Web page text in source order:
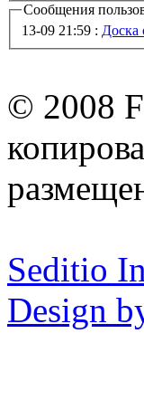
Сообщения
13-09 21:59 : Доска
© 2008
Seditio
Design